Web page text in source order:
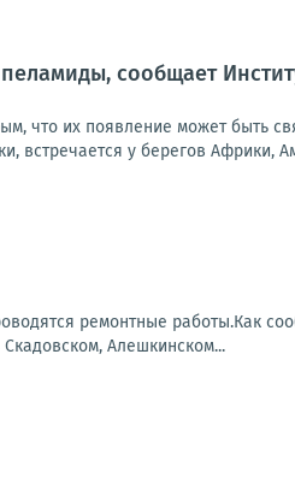
сообщает
что их появление может быть
встречается у берегов Африки,
ремонтные работы.Как
Алешкинском...